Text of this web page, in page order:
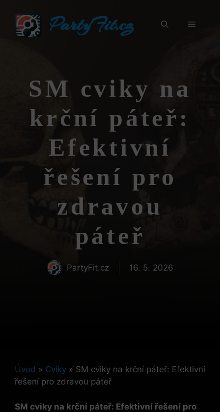
obsah
PartyFit.cz Menu
SM cviky na
krční páteř:
Efektivní
řešení pro
zdravou
páteř
PartyFit.cz 16. 5. 2026
Úvod » Cviky » SM cviky na krční páteř: Efektivní
řešení pro zdravou páteř
SM cviky na krční páteř: Efektivní ⁢řešení pro